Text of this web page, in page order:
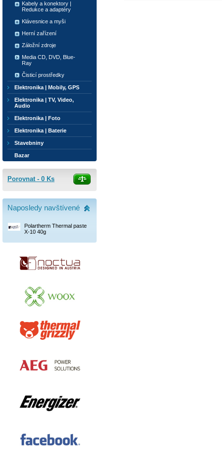
Kabely a konektory |
Redukce a adaptéry
Klávesnice a myši
Herní zařízení
Záložní zdroje
Media CD, DVD, Blue-
Ray
Čisticí prostředky
Elektronika | Mobily, GPS
Elektronika | TV, Video,
Audio
Elektronika | Foto
Elektronika | Baterie
Stavebniny
Bazar
Porovnat - 0 Ks
Naposledy navštívené
Polartherm Thermal paste
X-10 40g